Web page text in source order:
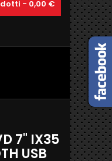
- 0,00 €
7" IX35
USB